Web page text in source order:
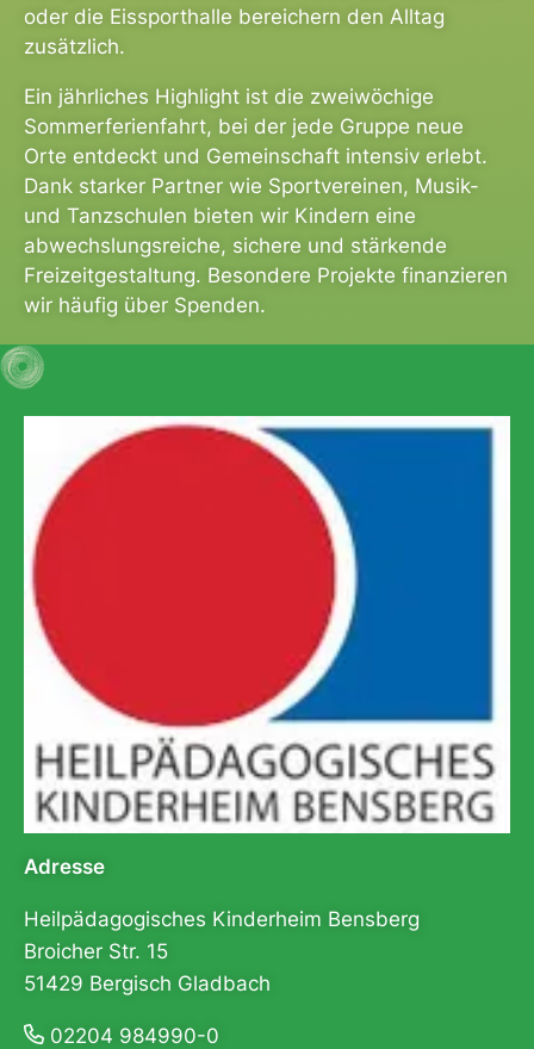
oder die Eissporthalle bereichern den Alltag
zusätzlich.
Ein jährliches Highlight ist die zweiwöchige
Sommerferienfahrt, bei der jede Gruppe neue
Orte entdeckt und Gemeinschaft intensiv erlebt.
Dank starker Partner wie Sportvereinen, Musik-
und Tanzschulen bieten wir Kindern eine
abwechslungsreiche, sichere und stärkende
Freizeitgestaltung. Besondere Projekte finanzieren
wir häufig über Spenden.
Adresse
Heilpädagogisches Kinderheim Bensberg
Broicher Str. 15
51429 Bergisch Gladbach
02204 984990-0